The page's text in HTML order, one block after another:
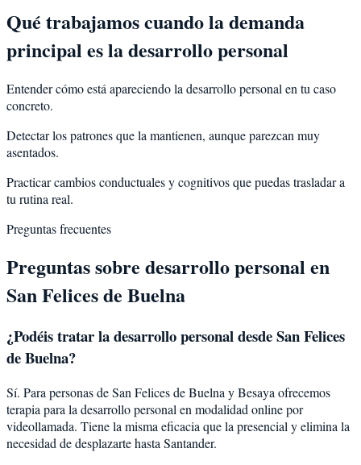
Qué trabajamos cuando la demanda
principal es la desarrollo personal
Entender cómo está apareciendo la desarrollo personal en tu caso
concreto.
Detectar los patrones que la mantienen, aunque parezcan muy
asentados.
Practicar cambios conductuales y cognitivos que puedas trasladar a
tu rutina real.
Preguntas frecuentes
Preguntas sobre desarrollo personal en
San Felices de Buelna
¿Podéis tratar ladesarrollo personaldesdeSan Felices
de Buelna?
Sí. Para personas de San Felices de Buelna y Besaya ofrecemos
terapia para la desarrollo personal en modalidad online por
videollamada. Tiene la misma eficacia que la presencial y elimina la
necesidad de desplazarte hasta Santander.